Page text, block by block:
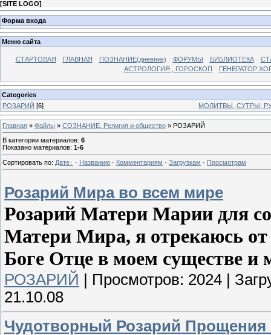
[SITE LOGO]
Форма входа
Меню сайта
СТАРТОВАЯ ГЛАВНАЯ ПОЗНАНИЕ(дневник) ФОРУМЫ БИБЛИОТЕКА
АСТРОЛОГИЯ , ГОРОСКОП
ГЕНЕРАТОР
Categories
РОЗАРИЙ [6] МОЛИТВЫ, СУТРЫ,
Главная » Файлы » СОЗНАНИЕ, Религия и общество » РОЗАРИЙ
В категории материалов: 6
Показано материалов: 1-6
Сортировать по: Дате · Названию · Комментариям · Загрузкам · Просмотрам
Розарий Мира во всем мире
Розарий Матери Марии для
Матери Мира, я отрекаюсь от
Боге Отце в моем существе и
РОЗАРИЙ Просмотров: 2024
21.10.08
Чудотворный Розарий